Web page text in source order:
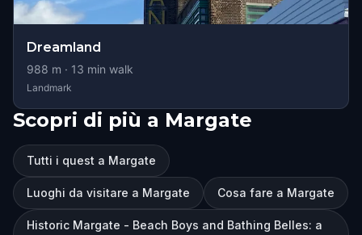
Dreamland
988 m · 13 min walk
Landmark
Scopri di più a Margate
Tutti i quest a Margate
Luoghi da visitare a Margate Cosa fare a Margate
Historic Margate - Beach Boys and Bathing Belles: a